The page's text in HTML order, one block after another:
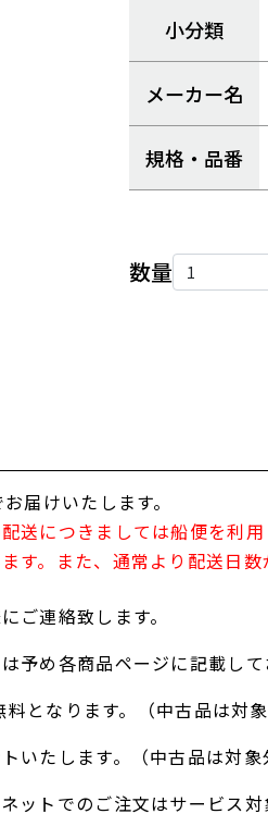
小分類
メーカー名
規格・品番
数量
届けいたします。
送につきましては船便を利
す。また、通常より配送日
ご連絡致します。
め各商品ページに記載して
となります。（中古品は対象
たします。（中古品は対象
トでのご注文はサービス対